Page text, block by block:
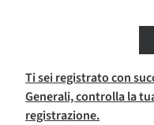
Ti sei registrato con
Generali, controlla la
registrazione.